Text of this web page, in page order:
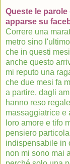
Queste le
apparse su
Correre una
metro sino
che in questi
anche questo
mi reputo una
che due mesi fa
a partire, dagli
hanno reso
massaggiatrice e
loro amore e tifo
pensiero
indispensabile in
non mi sono mai